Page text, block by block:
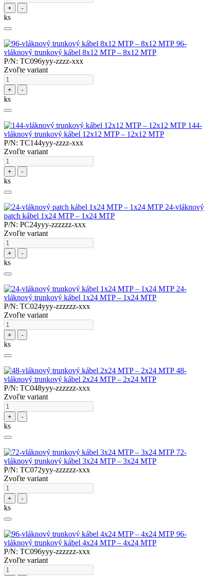
+ -
ks
96-
vláknový trunkový kábel 8x12 MTP – 8x12 MTP
P/N: TC096yyy-zzzz-xxx
Zvoľte variant
+ -
ks
144-
vláknový trunkový kábel 12x12 MTP – 12x12 MTP
P/N: TC144yyy-zzzz-xxx
Zvoľte variant
+ -
ks
24-vláknový
patch kábel 1x24 MTP – 1x24 MTP
P/N: PC24yyy-zzzzzz-xxx
Zvoľte variant
+ -
ks
24-
vláknový trunkový kábel 1x24 MTP – 1x24 MTP
P/N: TC024yyy-zzzzzz-xxx
Zvoľte variant
+ -
ks
48-
vláknový trunkový kábel 2x24 MTP – 2x24 MTP
P/N: TC048yyy-zzzzzz-xxx
Zvoľte variant
+ -
ks
72-
vláknový trunkový kábel 3x24 MTP – 3x24 MTP
P/N: TC072yyy-zzzzzz-xxx
Zvoľte variant
+ -
ks
96-
vláknový trunkový kábel 4x24 MTP – 4x24 MTP
P/N: TC096yyy-zzzzzz-xxx
Zvoľte variant